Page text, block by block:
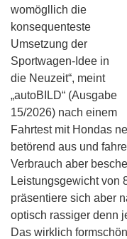
womögllich die
konsequenteste
Umsetzung der
Sportwagen-Idee in
die Neuzeit“, meint
„autoBILD“ (Ausgabe
15/2026) nach einem
Fahrtest mit Hondas
betörend aus und
Verbrauch aber
Leistungsgewicht von
präsentiere sich aber
optisch rassiger denn
Das wirklich